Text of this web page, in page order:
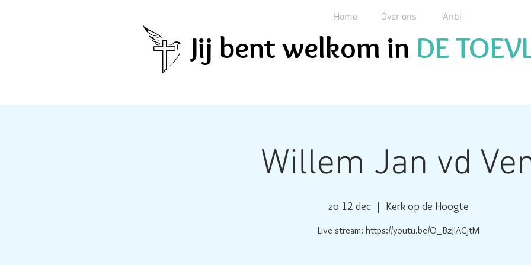
Jij bent welkom in DE
Home Over ons Anbi
Willem Jan vd
zo 12 dec
  |
Kerk op de Hoogte
Live stream: https://youtu.be/O_BzJIACjtM